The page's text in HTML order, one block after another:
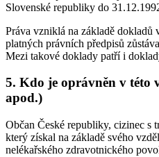
Slovenské republiky do
Práva vzniklá na základě dokladů
platných právních předpisů
Mezi takové doklady patří i
5. Kdo je oprávněn v této
apod.)
Občan České republiky, cizinec s
který získal na základě svého
nelékařského zdravotnického